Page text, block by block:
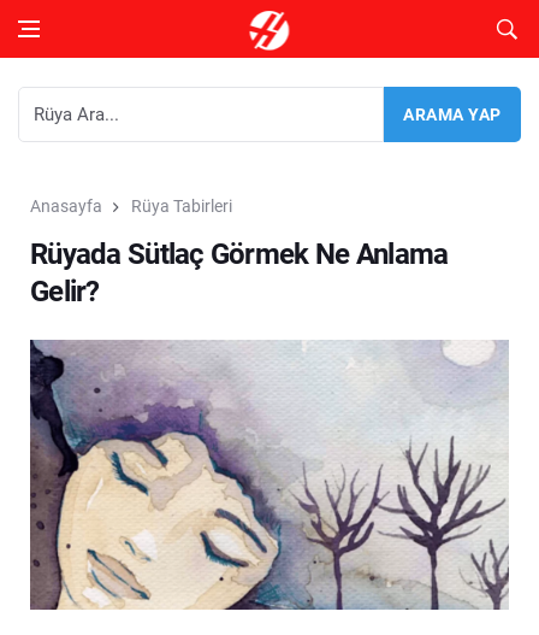
Anasayfa Rüya Tabirleri
Rüyada Sütlaç Görmek Ne Anlama
Gelir?